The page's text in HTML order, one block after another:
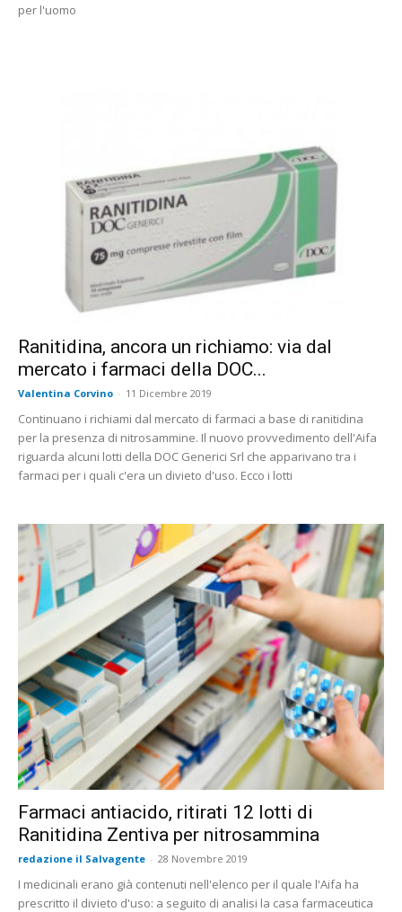
per l'uomo
Ranitidina, ancora un richiamo: via dal
mercato i farmaci della DOC...
Valentina Corvino - 11 Dicembre 2019
Continuano i richiami dal mercato di farmaci a base di ranitidina
per la presenza di nitrosammine. Il nuovo provvedimento dell'Aifa
riguarda alcuni lotti della DOC Generici Srl che apparivano tra i
farmaci per i quali c'era un divieto d'uso. Ecco i lotti
Farmaci antiacido, ritirati 12 lotti di
Ranitidina Zentiva per nitrosammina
redazione il Salvagente - 28 Novembre 2019
I medicinali erano già contenuti nell'elenco per il quale l'Aifa ha
prescritto il divieto d'uso: a seguito di analisi la casa farmaceutica